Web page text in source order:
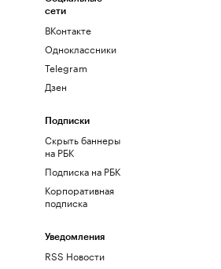
сети
ВКонтакте
Одноклассники
Telegram
Дзен
Подписки
Скрыть баннеры
на РБК
Подписка на РБК
Корпоративная
подписка
Уведомления
RSS Новости